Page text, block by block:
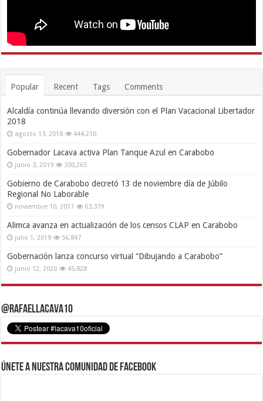
Popular Recent Tags Comments
Alcaldía continúa llevando diversión con el Plan Vacacional Libertador
2018
agosto 13, 2018 444,210
Gobernador Lacava activa Plan Tanque Azul en Carabobo
junio 3, 2019 330,265
Gobierno de Carabobo decretó 13 de noviembre día de Júbilo
Regional No Laborable
noviembre 10, 2017 63,379
Alimca avanza en actualización de los censos CLAP en Carabobo
julio 1, 2019 56,847
Gobernación lanza concurso virtual “Dibujando a Carabobo”
junio 12, 2020 45,828
@RafaelLacava10
Únete a nuestra comunidad de Facebook